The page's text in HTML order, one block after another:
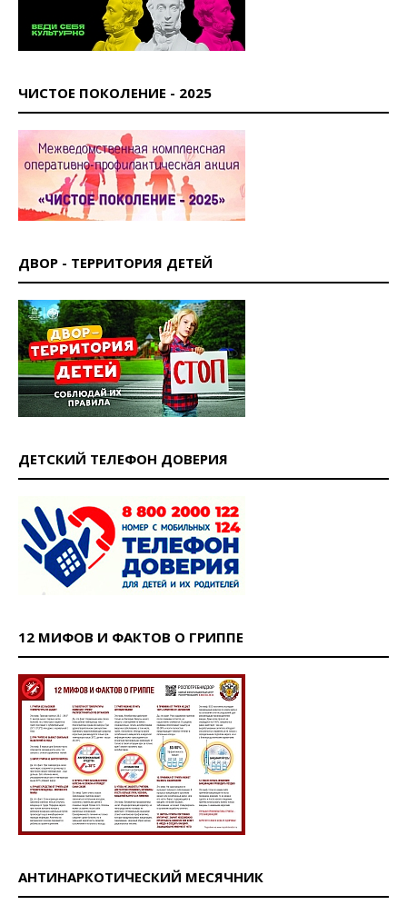
ЧИСТОЕ ПОКОЛЕНИЕ - 2025
ДВОР - ТЕРРИТОРИЯ ДЕТЕЙ
ДЕТСКИЙ ТЕЛЕФОН ДОВЕРИЯ
12 МИФОВ И ФАКТОВ О ГРИППЕ
АНТИНАРКОТИЧЕСКИЙ МЕСЯЧНИК